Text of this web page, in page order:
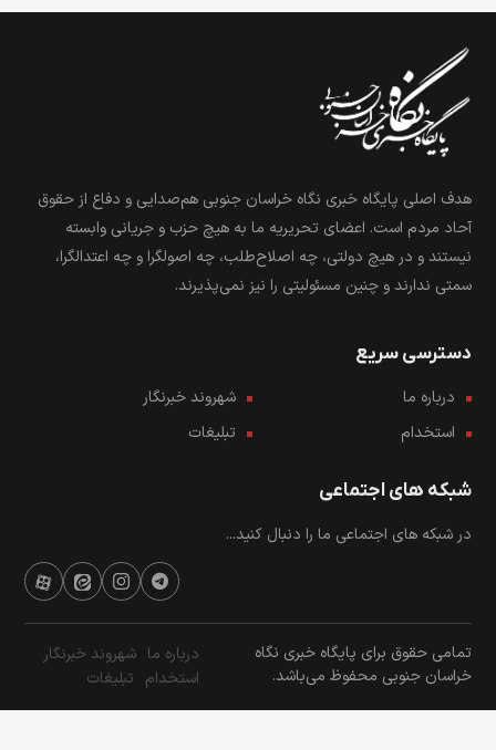
هدف اصلی پایگاه خبری نگاه خراسان جنوبی هم‌صدایی و دفاع از حقوق
آحاد مردم است. اعضای تحریریه ما به هیچ حزب و جریانی وابسته
نیستند و در هیچ دولتی، چه اصلاح‌طلب، چه اصولگرا و چه اعتدالگرا،
سمتی ندارند و چنین مسئولیتی را نیز نمی‌پذیرند.
دسترسی سریع
درباره ما
شهروند خبرنگار
استخدام
تبلیغات
شبکه های اجتماعی
در شبکه های اجتماعی ما را دنبال کنید...
تمامی حقوق برای پایگاه خبری نگاه
خراسان جنوبی محفوظ می‌باشد.
درباره ما شهروند خبرنگار
استخدام تبلیغات